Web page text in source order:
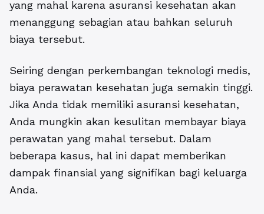
yang mahal karena asuransi kesehatan akan
menanggung sebagian atau bahkan seluruh
biaya tersebut.
Seiring dengan perkembangan teknologi medis,
biaya perawatan kesehatan juga semakin tinggi.
Jika Anda tidak memiliki asuransi kesehatan,
Anda mungkin akan kesulitan membayar biaya
perawatan yang mahal tersebut. Dalam
beberapa kasus, hal ini dapat memberikan
dampak finansial yang signifikan bagi keluarga
Anda.